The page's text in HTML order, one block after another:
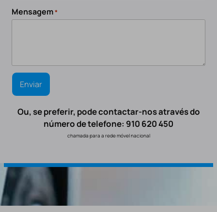
Mensagem*
Ou, se preferir, pode contactar-nos através do
número de telefone: 910 620 450
chamada para a rede móvel nacional